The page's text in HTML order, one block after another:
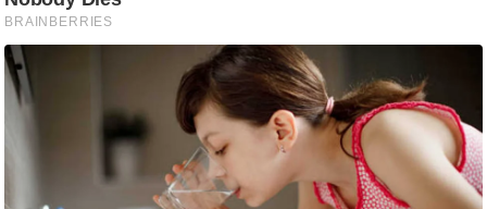
स्खे
प
र्य
ट